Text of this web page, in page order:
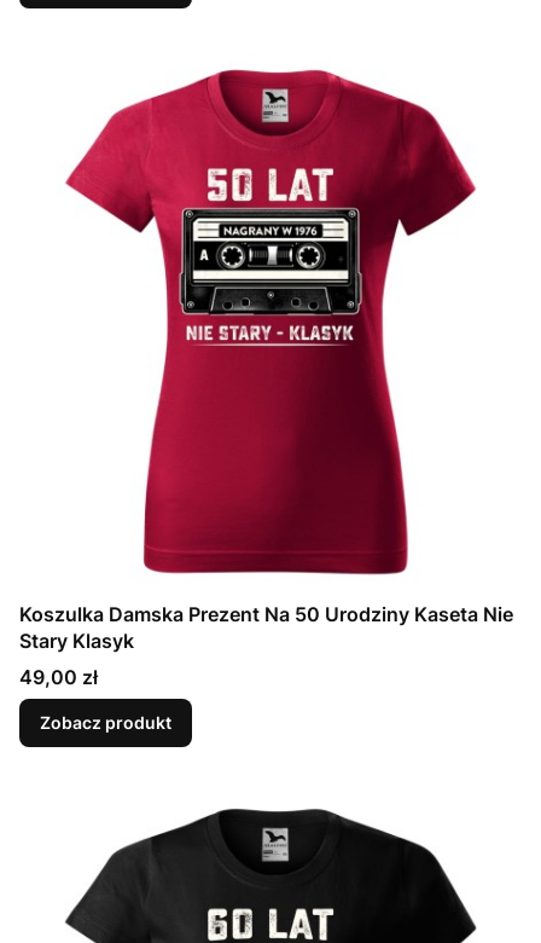
Koszulka Damska Prezent Na 50 Urodziny Kaseta Nie
Stary Klasyk
Cena
49,00 zł
Zobacz produkt